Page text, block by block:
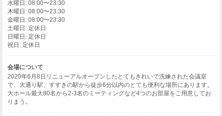
水曜日: 08:00〜23:30
木曜日: 08:00〜23:30
金曜日: 08:00〜23:30
土曜日: 定休日
日曜日: 定休日
祝日: 定休日
会場について
2020年6月8日リニューアルオープンしたとてもきれいで洗練された会議室
で、大通り駅、すすきの駅から徒歩6分以内のとても便利な場所にあります。
大ホール最大80名から2-3名のミーティングなど4つのお部屋をご用意してお
りまう。